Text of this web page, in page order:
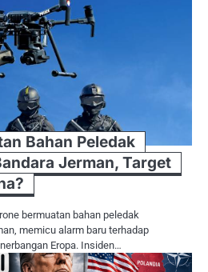
Bahan Peledak
Jerman, Target
bermuatan bahan peledak
memicu alarm baru terhadap
Eropa. Insiden…